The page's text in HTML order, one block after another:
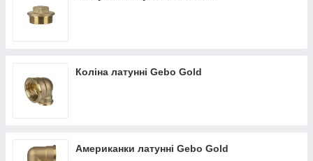
Коліна латунні Gebo Gold
Американки латунні Gebo Gold